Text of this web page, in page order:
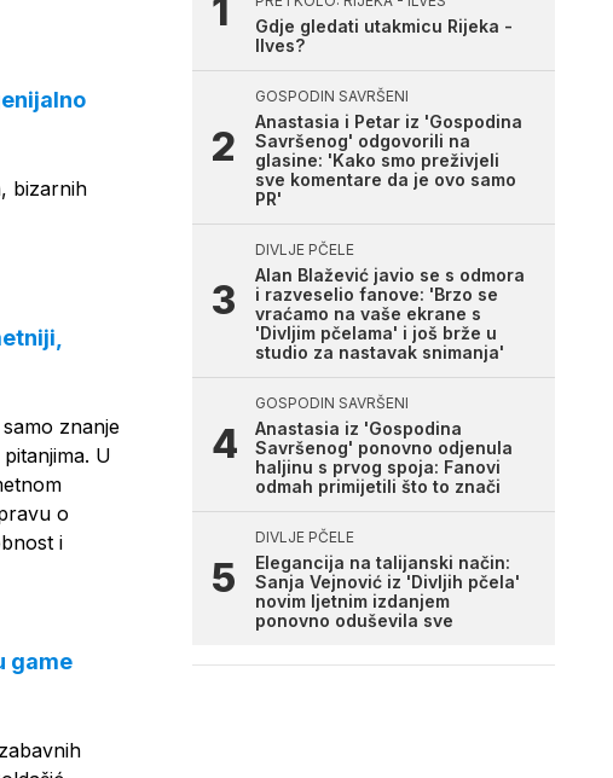
bizarnih
znanje
U
o
i
game
Gdje gledati utakmicu Rijeka -
Ilves?
GOSPODIN SAVRŠENI
Anastasia i Petar iz 'Gospodina
Savršenog' odgovorili na
glasine: 'Kako smo preživjeli
sve komentare da je ovo samo
PR'
DIVLJE PČELE
Alan Blažević javio se s odmora
i razveselio fanove: 'Brzo se
vraćamo na vaše ekrane s
'Divljim pčelama' i još brže u
studio za nastavak snimanja'
GOSPODIN SAVRŠENI
Anastasia iz 'Gospodina
Savršenog' ponovno odjenula
haljinu s prvog spoja: Fanovi
odmah primijetili što to znači
DIVLJE PČELE
Elegancija na talijanski način:
Sanja Vejnović iz 'Divljih pčela'
novim ljetnim izdanjem
ponovno oduševila sve